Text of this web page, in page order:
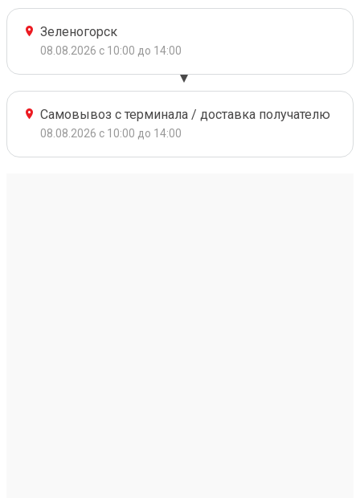
Зеленогорск
08.08.2026 с 10:00 до 14:00
Самовывоз с терминала / доставка получателю
08.08.2026 с 10:00 до 14:00